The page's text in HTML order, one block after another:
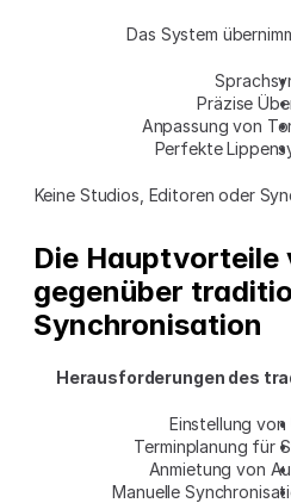
Das System
Präzise
Anpassung von
Perfekte
Keine Studios, Editoren oder
Die Hauptvorteile
gegenüber
Synchronisation
Herausforderungen des
Einstellung
Terminplanung für
Anmietung von
Manuelle